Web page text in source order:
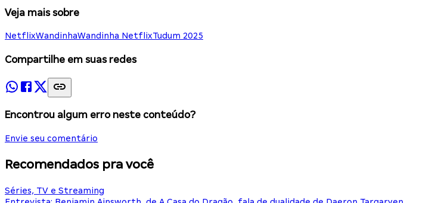
Veja mais sobre
NetflixWandinhaWandinha NetflixTudum 2025
Compartilhe em suas redes
Encontrou algum erro neste conteúdo?
Envie seu comentário
Recomendados pra você
Séries, TV e Streaming